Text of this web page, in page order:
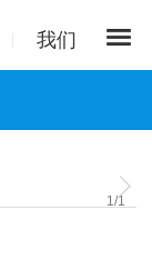
我们
1 /1